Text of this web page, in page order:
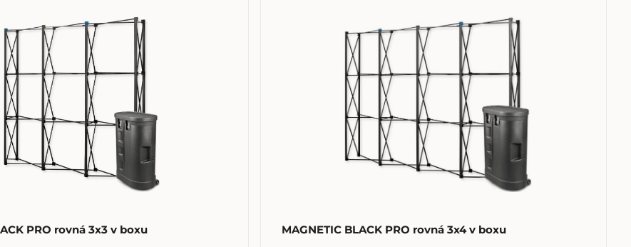
PRO rovná 3x3 v boxu MAGNETIC BLACK PRO rovná 3x4 v boxu